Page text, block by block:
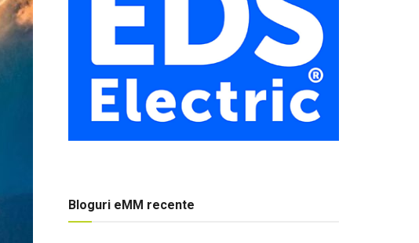
Bloguri eMM recente